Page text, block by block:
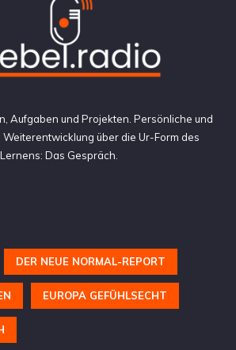
Aufgaben und Projekten. Persönliche und
über die Ur-Form des
Lernens: Das Gespräch.
DER NEUE NORMAL-REPORT
EUROPA GEFÜHLSECHT